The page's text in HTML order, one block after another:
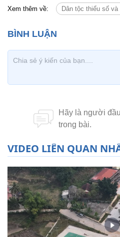
Xem thêm về: Dân tộc thiểu số và
VIDEO LIÊN QUAN